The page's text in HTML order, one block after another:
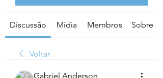
Discussão Mídia Membros Sobre
Voltar
Gabriel Anderson